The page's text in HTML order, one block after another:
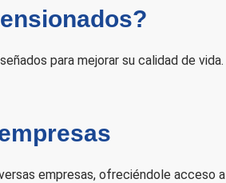
para mejorar su calidad de vida.
empresas, ofreciéndole acceso a